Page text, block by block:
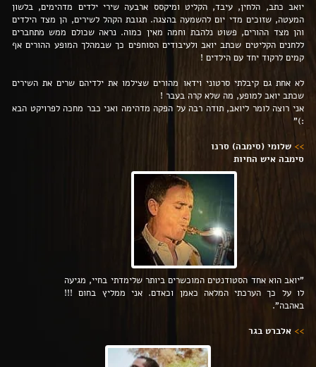
יואב כתב, הלחין, עיבד, הקליט ומיקסס ארבעה שירי ילדים מדהימים, בלשון
המעטה, שזוכים מדי יום להשמעה בהצגה. תגובת הקהל לשירים, הן מצד הילדים
והן מצד ההורים, פשוט נלהבת וחמה מאין כמוה. נראה שכולם ממש מתחברים
ללחנים הקליטים שכתב יואב ולעיבודים הסוחפים כך שבמהלך המופע ההורים אף
קמים לרקוד יחד עם הילדים !
לא אחת גם קיבלתי סרטוני וידאו מהורים שצילמו את ילדיהם שרים את השירים
שכתב יואב למופע, מה שלא קרה בעבר !
אני רוצה לומר ליואב, תודה רבה על הפקה מדהימה ואני כבר מחכה לפרויקט הבא
:)"
>> שלומי (סימבה) סרנו
סימבה איש החיות
"יואב הוא אחד הסטודנטים המוכשרים ביותר שלימדתי בחיי, מגיעה
לו על כך הערכתי המלאה כאמן וכאדם. אני ממליץ בחום !!!
באהבה".
>> אלברט בגר